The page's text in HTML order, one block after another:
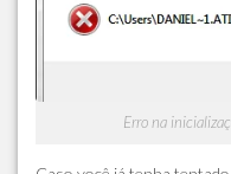
Erro na